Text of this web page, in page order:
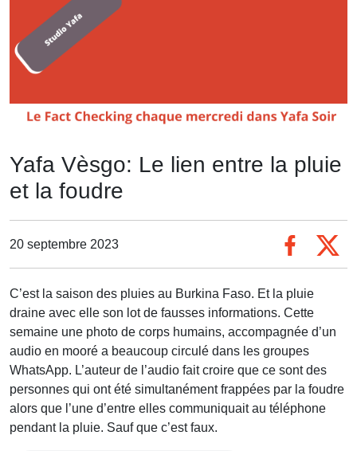
Yafa Vèsgo: Le lien entre la pluie
et la foudre
20 septembre 2023
C’est la saison des pluies au Burkina Faso. Et la pluie
draine avec elle son lot de fausses informations. Cette
semaine une photo de corps humains, accompagnée d’un
audio en mooré a beaucoup circulé dans les groupes
WhatsApp. L’auteur de l’audio fait croire que ce sont des
personnes qui ont été simultanément frappées par la foudre
alors que l’une d’entre elles communiquait au téléphone
pendant la pluie. Sauf que c’est faux.